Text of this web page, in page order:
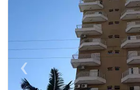
<
‹Previous